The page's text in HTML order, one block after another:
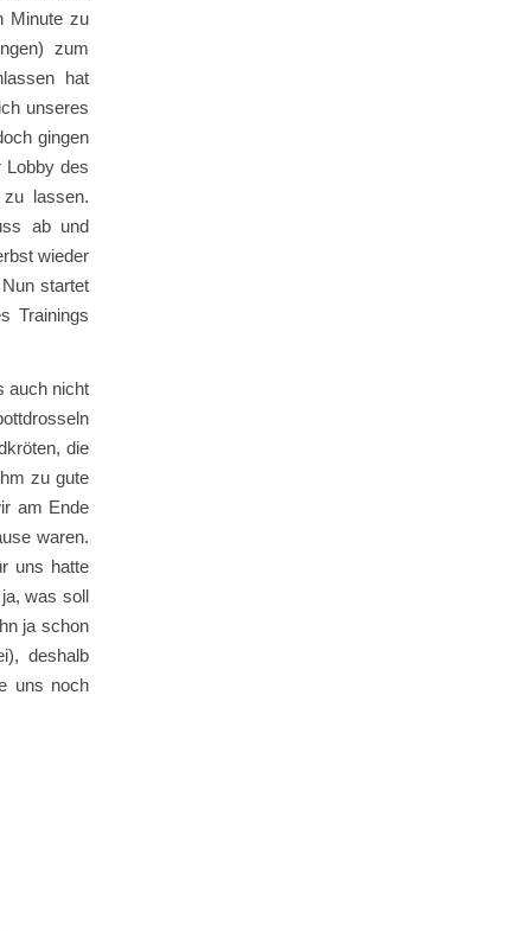
Minute zu
zum
hat
unseres
gingen
Lobby des
lassen.
ab und
wieder
startet
Trainings
auch nicht
die
zu gute
am Ende
waren.
uns hatte
was soll
ja schon
deshalb
uns noch